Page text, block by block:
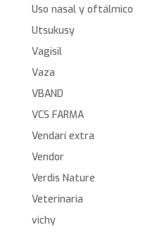
Uso nasal y oftálmico
Utsukusy
Vagisil
Vaza
VBAND
VCS FARMA
Vendarí extra
Vendor
Verdis Nature
Veterinaria
vichy